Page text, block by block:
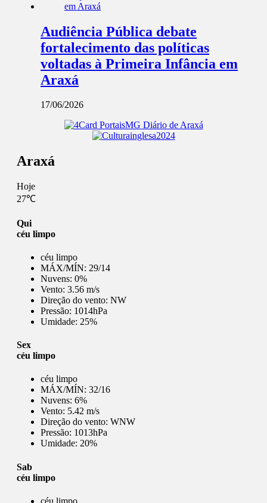
Audiência Pública debate
fortalecimento das políticas
voltadas à Primeira Infância em
Araxá
17/06/2026
Araxá
Hoje
27℃
Qui
céu limpo
céu limpo
MÁX/MÍN: 29/14
Nuvens: 0%
Vento: 3.56 m/s
Direção do vento: NW
Pressão: 1014hPa
Umidade: 25%
Sex
céu limpo
céu limpo
MÁX/MÍN: 32/16
Nuvens: 6%
Vento: 5.42 m/s
Direção do vento: WNW
Pressão: 1013hPa
Umidade: 20%
Sab
céu limpo
céu limpo